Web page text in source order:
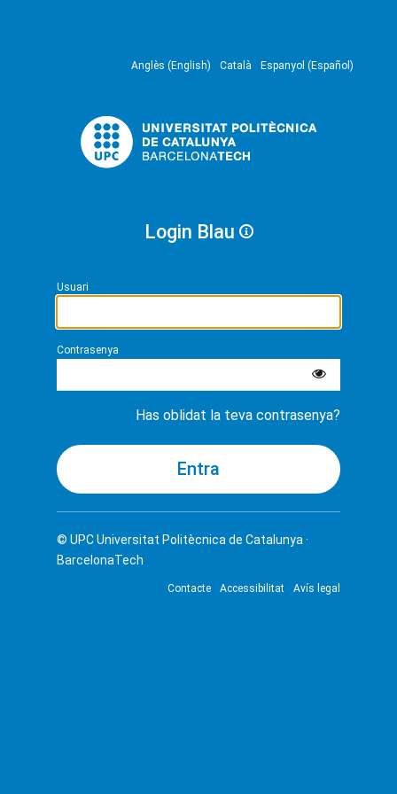
Anglès (English) Català Espanyol (Español)
Login Blau
Usuari
Contrasenya
Has oblidat la teva contrasenya?
© UPCUniversitat Politècnica de Catalunya ·
BarcelonaTech
Contacte Accessibilitat Avís legal